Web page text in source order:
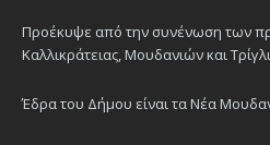
Προέκυψε από την συνένωση των
Καλλικράτειας, Μουδανιών και
Έδρα του Δήμου είναι τα Νέα